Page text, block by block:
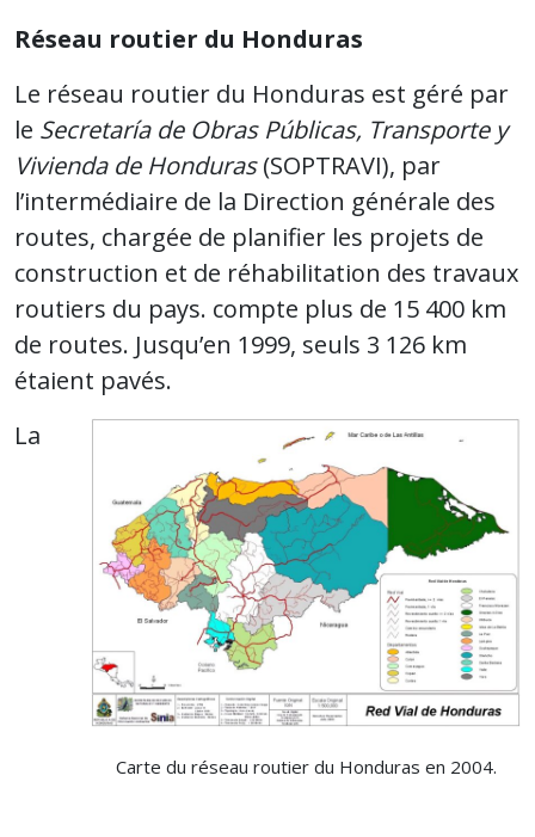
Réseau routier du Honduras
Le réseau routier du Honduras est géré par
le Secretaría de Obras Públicas, Transporte y
Vivienda de Honduras(SOPTRAVI), par
l’intermédiaire de la Direction générale des
routes, chargée de planifier les projets de
construction et de réhabilitation des travaux
routiers du pays. compte plus de 15 400 km
de routes. Jusqu’en 1999, seuls 3 126 km
étaient pavés.
Carte du réseau routier du Honduras en 2004.
La